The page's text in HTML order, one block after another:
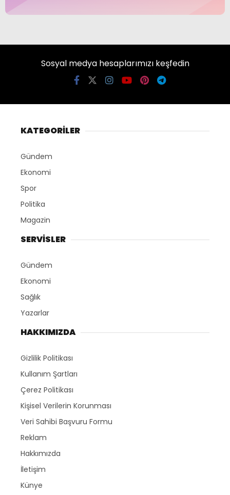
Sosyal medya hesaplarımızı keşfedin
KATEGORİLER
Gündem
Ekonomi
Spor
Politika
Magazin
SERVİSLER
Gündem
Ekonomi
Sağlık
Yazarlar
HAKKIMIZDA
Gizlilik Politikası
Kullanım Şartları
Çerez Politikası
Kişisel Verilerin Korunması
Veri Sahibi Başvuru Formu
Reklam
Hakkımızda
İletişim
Künye